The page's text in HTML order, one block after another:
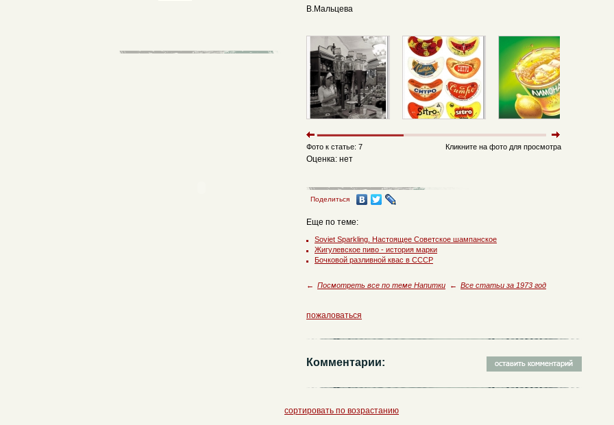
В.Мальцева
Кликните на фото для просмотра
Фото к статье: 7
Оценка: нет
Поделиться
Еще по теме:
Soviet Sparkling. Настоящее Советское шампанское
Жигулевское пиво - история марки
Бочковой разливной квас в СССР
← Посмотреть все по теме Напитки ← Все статьи за 1973 год
пожаловаться
Комментарии:
сортировать по возрастанию